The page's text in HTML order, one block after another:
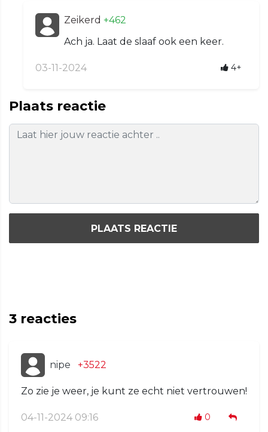
Zeikerd +462
Ach ja. Laat de slaaf ook een keer.
03-11-2024 4+
Plaats reactie
PLAATS REACTIE
3 reacties
nipe +3522
Zo zie je weer, je kunt ze echt niet vertrouwen!
04-11-2024 09:16 0